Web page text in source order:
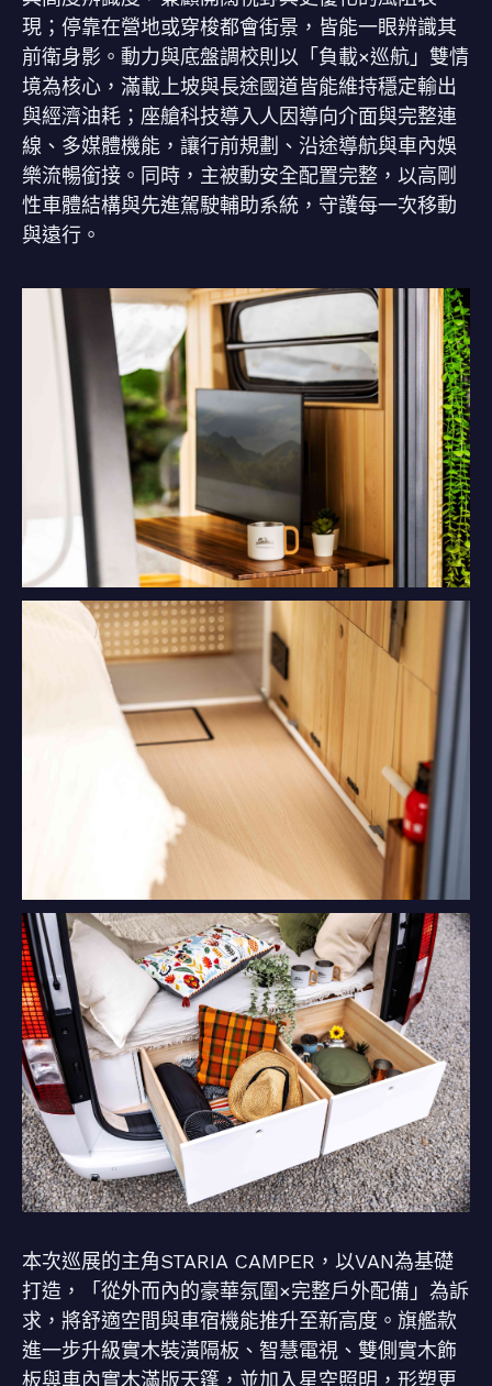
現；停靠在營地或穿梭都會街景，皆能一眼辨識其
前衛身影。動力與底盤調校則以「負載×巡航」雙情
境為核心，滿載上坡與長途國道皆能維持穩定輸出
與經濟油耗；座艙科技導入人因導向介面與完整連
線、多媒體機能，讓行前規劃、沿途導航與車內娛
樂流暢銜接。同時，主被動安全配置完整，以高剛
性車體結構與先進駕駛輔助系統，守護每一次移動
與遠行。
本次巡展的主角STARIA CAMPER，以VAN為基礎
打造，「從外而內的豪華氛圍×完整戶外配備」為訴
求，將舒適空間與車宿機能推升至新高度。旗艦款
進一步升級實木裝潢隔板、智慧電視、雙側實木飾
板與車內實木滿版天篷，並加入星空照明，形塑更